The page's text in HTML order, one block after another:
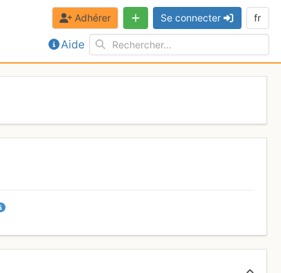
Aide
Adhérer Se connecter fr